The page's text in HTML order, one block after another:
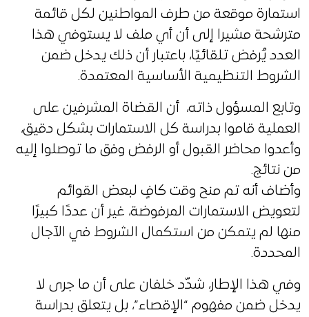
استمارة موقعة من طرف المواطنين لكل قائمة
مترشحة مشيرا إلى أن أي ملف لا يستوفي هذا
العدد يُرفض تلقائيًا، باعتبار أن ذلك يدخل ضمن
الشروط التنظيمية الأساسية المعتمدة.
وتابع المسؤول ذاته، أن القضاة المشرفين على
العملية قاموا بدراسة كل الاستمارات بشكل دقيق،
وأعدوا محاضر القبول أو الرفض وفق ما توصلوا إليه
من نتائج.
وأضاف أنه تم منح وقت كافٍ لبعض القوائم
لتعويض الاستمارات المرفوضة، غير أن عددًا كبيرًا
منها لم يتمكن من استكمال الشروط في الآجال
المحددة.
وفي هذا الإطار، شدّد خلفان على أن ما جرى لا
يدخل ضمن مفهوم “الإقصاء”، بل يتعلق بدراسة